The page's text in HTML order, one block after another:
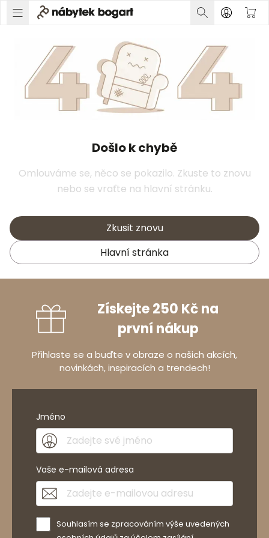
Došlo k chybě
Omlouváme se, něco se pokazilo. Zkuste to znovu
nebo se vraťte na hlavní stránku.
Zkusit znovu
Hlavní stránka
Získejte 250 Kč na
první nákup
Přihlaste se a buďte v obraze o našich akcích,
novinkách, inspiracích a trendech!
Jméno
Vaše e-mailová adresa
Souhlasím se zpracováním výše uvedených